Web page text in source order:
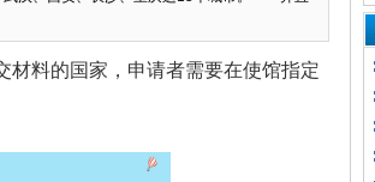
材料的国家，申请者需要在使馆指定